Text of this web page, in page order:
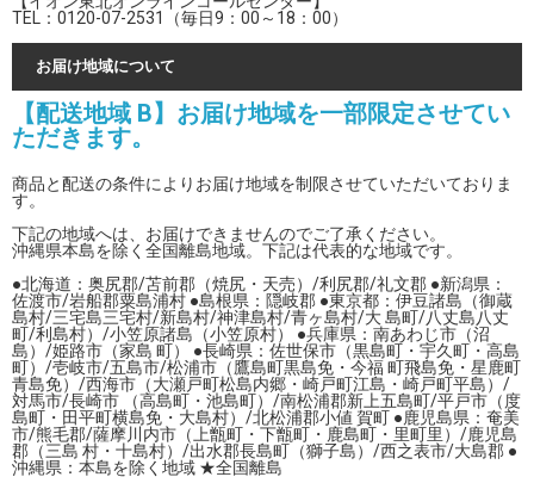
TEL：0120-07-2531（毎日9：00～18：00）
お届け地域について
【配送地域 B】お届け地域を一部限定させてい
ただきます。
商品と配送の条件によりお届け地域を制限させていただいておりま
す。
下記の地域へは、お届けできませんのでご了承ください。
沖縄県本島を除く全国離島地域。下記は代表的な地域です。
●北海道：奥尻郡/苫前郡（焼尻・天売）/利尻郡/礼文郡 ●新潟県：
佐渡市/岩船郡粟島浦村 ●島根県：隠岐郡 ●東京都：伊豆諸島（御蔵
島村/三宅島三宅村/新島村/神津島村/青ヶ島村/大 島町/八丈島八丈
町/利島村）/小笠原諸島（小笠原村） ●兵庫県：南あわじ市（沼
島）/姫路市（家島 町） ●長崎県：佐世保市（黒島町・宇久町・高島
町）/壱岐市/五島市/松浦市（鷹島町黒島免・今福 町飛島免・星鹿町
青島免）/西海市（大瀬戸町松島内郷・崎戸町江島・崎戸町平島）/
対馬市/長崎市 （高島町・池島町）/南松浦郡新上五島町/平戸市（度
島町・田平町横島免・大島村）/北松浦郡小値 賀町 ●鹿児島県：奄美
市/熊毛郡/薩摩川内市（上甑町・下甑町・鹿島町・里町里）/鹿児島
郡（三島 村・十島村）/出水郡長島町（獅子島）/西之表市/大島郡 ●
沖縄県：本島を除く地域 ★全国離島